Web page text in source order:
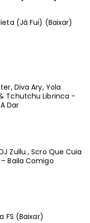
(Já Fui) (Baixar)
Diva Ary, Yola
Tchutchu Librinca -
Dar
Zullu , Scro Que Cuia
Baila Comigo
FS (Baixar)